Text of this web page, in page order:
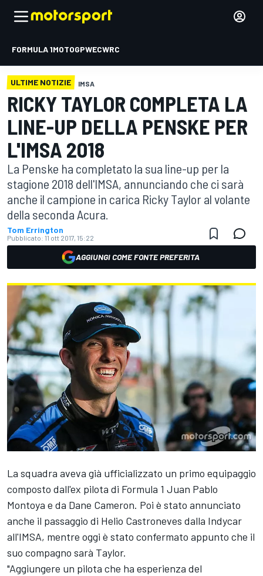
FORMULA 1MOTOGPWECWRC
ULTIME NOTIZIE IMSA
RICKY TAYLOR COMPLETA LA
LINE-UP DELLA PENSKE PER
L'IMSA 2018
La Penske ha completato la sua line-up per la
stagione 2018 dell'IMSA, annunciando che ci sarà
anche il campione in carica Ricky Taylor al volante
della seconda Acura.
Tom Errington
Pubblicato: 11 ott 2017, 15:22
AGGIUNGI COME FONTE PREFERITA
La squadra aveva già ufficializzato un primo equipaggio
composto dall'ex pilota di Formula 1 Juan Pablo
Montoya e da Dane Cameron. Poi è stato annunciato
anche il passaggio di Helio Castroneves dalla Indycar
all'IMSA, mentre oggi è stato confermato appunto che il
suo compagno sarà Taylor.
"Aggiungere un pilota che ha esperienza del